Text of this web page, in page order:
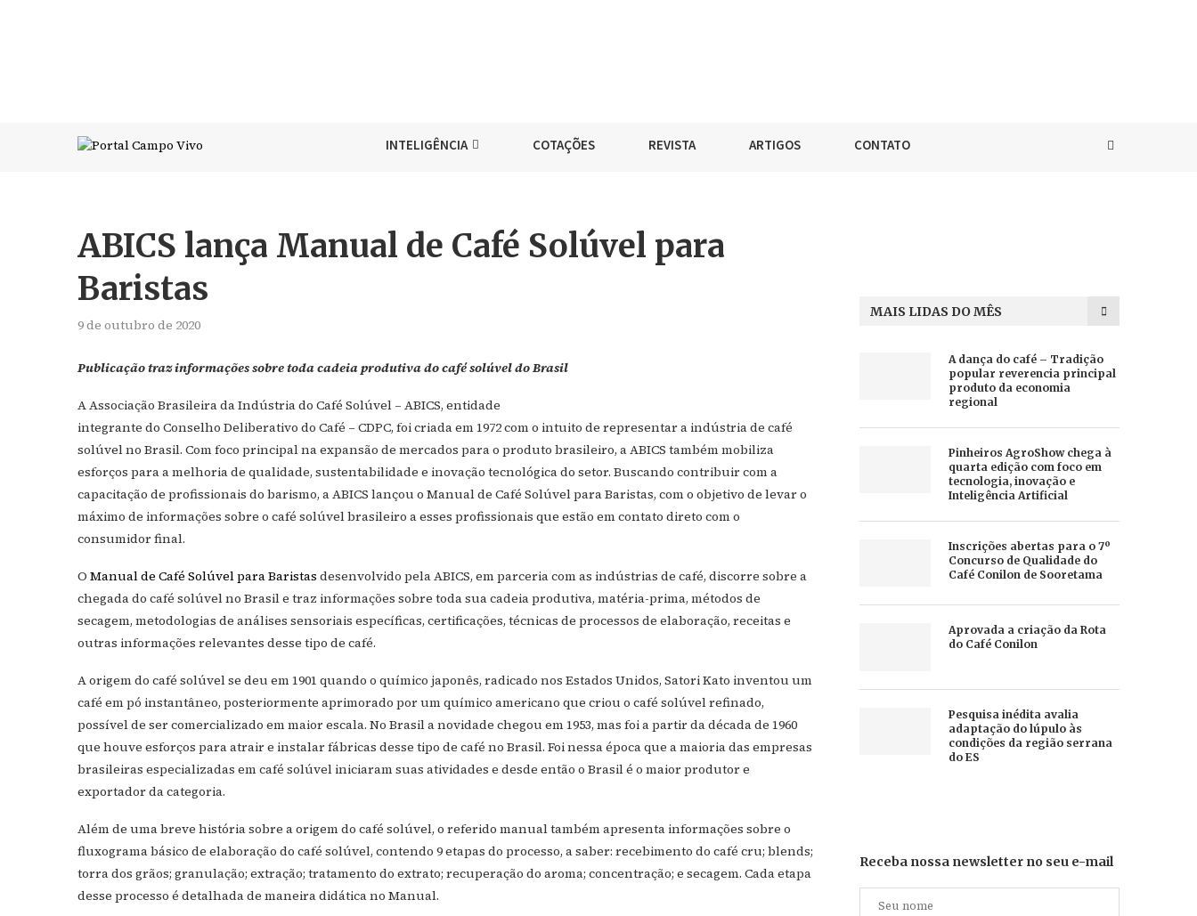
INTELIGÊNCIA COTAÇÕES REVISTA ARTIGOS CONTATO
ABICS lança Manual de Café Solúvel para
Baristas
9 de outubro de 2020
Publicação traz informações sobre toda cadeia produtiva do café solúvel do Brasil
A Associação Brasileira da Indústria do Café Solúvel – ABICS, entidade
integrante do Conselho Deliberativo do Café – CDPC, foi criada em 1972 com o intuito de representar a indústria de café
solúvel no Brasil. Com foco principal na expansão de mercados para o produto brasileiro, a ABICS também mobiliza
esforços para a melhoria de qualidade, sustentabilidade e inovação tecnológica do setor. Buscando contribuir com a
capacitação de profissionais do barismo, a ABICS lançou o Manual de Café Solúvel para Baristas, com o objetivo de levar o
máximo de informações sobre o café solúvel brasileiro a esses profissionais que estão em contato direto com o
consumidor final.
O Manual de Café Solúvel para Baristas desenvolvido pela ABICS, em parceria com as indústrias de café, discorre sobre a
chegada do café solúvel no Brasil e traz informações sobre toda sua cadeia produtiva, matéria-prima, métodos de
secagem, metodologias de análises sensoriais específicas, certificações, técnicas de processos de elaboração, receitas e
outras informações relevantes desse tipo de café.
A origem do café solúvel se deu em 1901 quando o químico japonês, radicado nos Estados Unidos, Satori Kato inventou um
café em pó instantâneo, posteriormente aprimorado por um químico americano que criou o café solúvel refinado,
possível de ser comercializado em maior escala. No Brasil a novidade chegou em 1953, mas foi a partir da década de 1960
que houve esforços para atrair e instalar fábricas desse tipo de café no Brasil. Foi nessa época que a maioria das empresas
brasileiras especializadas em café solúvel iniciaram suas atividades e desde então o Brasil é o maior produtor e
exportador da categoria.
Além de uma breve história sobre a origem do café solúvel, o referido manual também apresenta informações sobre o
fluxograma básico de elaboração do café solúvel, contendo 9 etapas do processo, a saber: recebimento do café cru; blends;
torra dos grãos; granulação; extração; tratamento do extrato; recuperação do aroma; concentração; e secagem. Cada etapa
desse processo é detalhada de maneira didática no Manual.
MAIS LIDAS DO MÊS
A dança do café – Tradição
popular reverencia principal
produto da economia
regional
Pinheiros AgroShow chega à
quarta edição com foco em
tecnologia, inovação e
Inteligência Artificial
Inscrições abertas para o 7º
Concurso de Qualidade do
Café Conilon de Sooretama
Aprovada a criação da Rota
do Café Conilon
Pesquisa inédita avalia
adaptação do lúpulo às
condições da região serrana
do ES
Receba nossa newsletter no seu e-mail